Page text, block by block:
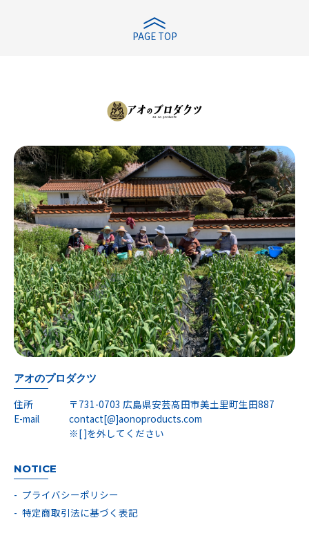
PAGE TOP
アオのプロダクツ
住所
〒731-0703 広島県安芸高田市美土里町生田887
E-mail
contact[@]aonoproducts.com
※[ ]を外してください
NOTICE
プライバシーポリシー
特定商取引法に基づく表記